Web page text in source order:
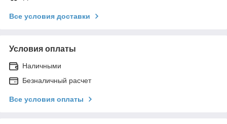
Все условия доставки
Условия оплаты
Наличными
Безналичный расчет
Все условия оплаты